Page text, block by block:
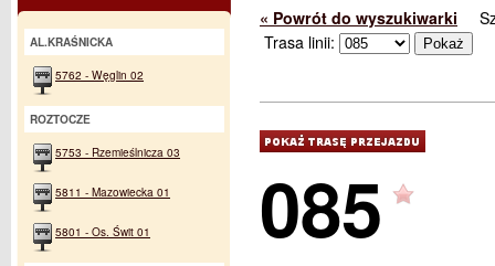
« Powrót do wyszukiwarki
Trasa linii:
085
AL.KRAŚNICKA
5762 - Węglin 02
ROZTOCZE
5753 - Rzemieślnicza 03
5811 - Mazowiecka 01
5801 - Os. Świt 01